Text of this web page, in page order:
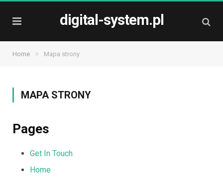
digital-system.pl
Home » Mapa strony
MAPA STRONY
Pages
Get In Touch
Home